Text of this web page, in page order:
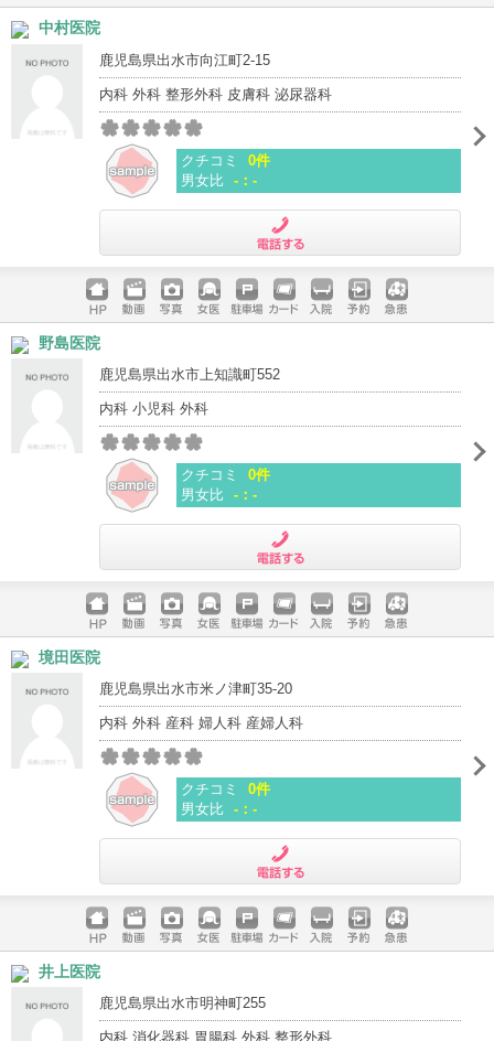
ホームペ
ージ
動画 写真 女医 駐車場
クレジッ
入院 予約 急患
中村医院
鹿児島県出水市向江町2-15
内科 外科 整形外科 皮膚科 泌尿器科
クチコミ
0件
男女比 -：-
ホームペ
ージ
動画 写真 女医 駐車場
クレジッ
入院 予約 急患
野島医院
鹿児島県出水市上知識町552
内科 小児科 外科
クチコミ
0件
男女比 -：-
ホームペ
ージ
動画 写真 女医 駐車場
クレジッ
入院 予約 急患
境田医院
鹿児島県出水市米ノ津町35-20
内科 外科 産科 婦人科 産婦人科
クチコミ
0件
男女比 -：-
ホームペ
ージ
動画 写真 女医 駐車場
クレジッ
入院 予約 急患
井上医院
鹿児島県出水市明神町255
内科 消化器科 胃腸科 外科 整形外科